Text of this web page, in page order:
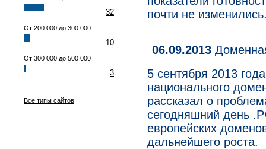
32
От 200 000 до 300 000
10
От 300 000 до 500 000
3
Все типы сайтов
почти не
06.09.2013
5 сентября 2013
национального
рассказал о
сегодняшний день
европейских
дальнейшего роста.